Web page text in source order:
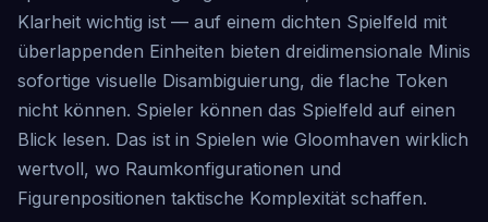
Klarheit wichtig ist — auf einem dichten Spielfeld mit
überlappenden Einheiten bieten dreidimensionale Minis
sofortige visuelle Disambiguierung, die flache Token
nicht können. Spieler können das Spielfeld auf einen
Blick lesen. Das ist in Spielen wie Gloomhaven wirklich
wertvoll, wo Raumkonfigurationen und
Figurenpositionen taktische Komplexität schaffen.